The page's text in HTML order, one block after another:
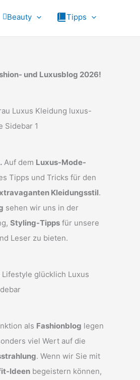
Beauty Tipps
und Luxusblog 2026!
Auf dem Luxus-Mode-
Tipps und Tricks für den
Kleidungsstil.
sehen wir uns in der
Styling-Tipps für unsere
Leser zu bieten.
als Fashionblog legen
viel Wert auf die
. Wenn wir Sie mit
Ideen begeistern können,